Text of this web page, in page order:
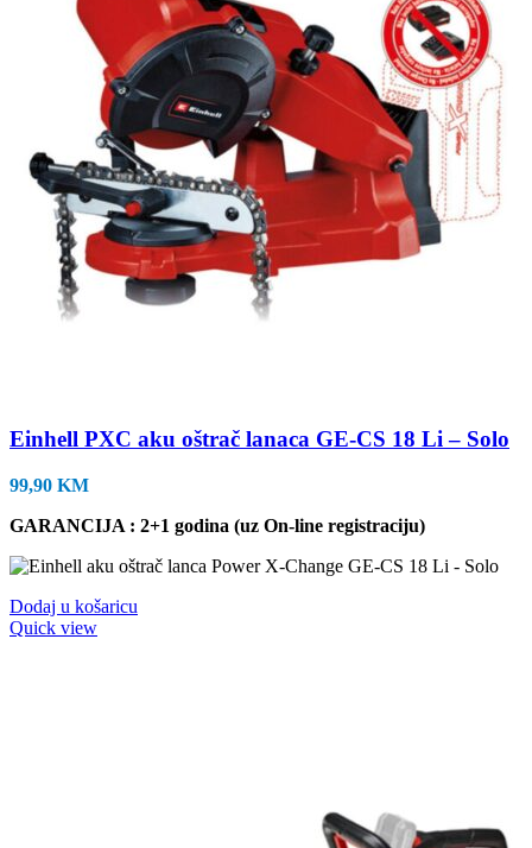
Einhell PXC aku oštrač lanaca GE-CS 18 Li – Solo
99,90 KM
GARANCIJA : 2+1 godina (uz On-line registraciju)
Dodaj u košaricu
Quick view